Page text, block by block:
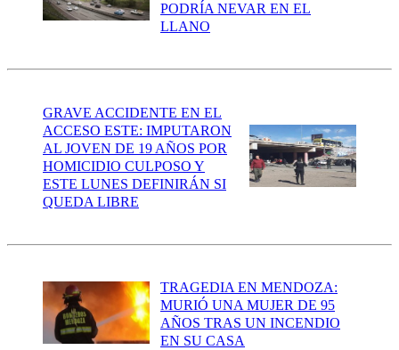
PODRÍA NEVAR EN EL
LLANO
GRAVE ACCIDENTE EN EL
ACCESO ESTE: IMPUTARON
AL JOVEN DE 19 AÑOS POR
HOMICIDIO CULPOSO Y
ESTE LUNES DEFINIRÁN SI
QUEDA LIBRE
TRAGEDIA EN MENDOZA:
MURIÓ UNA MUJER DE 95
AÑOS TRAS UN INCENDIO
EN SU CASA